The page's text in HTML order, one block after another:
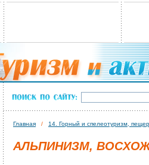
Главная / 14. Горный и спелеотуризм,
АЛЬПИНИЗМ,